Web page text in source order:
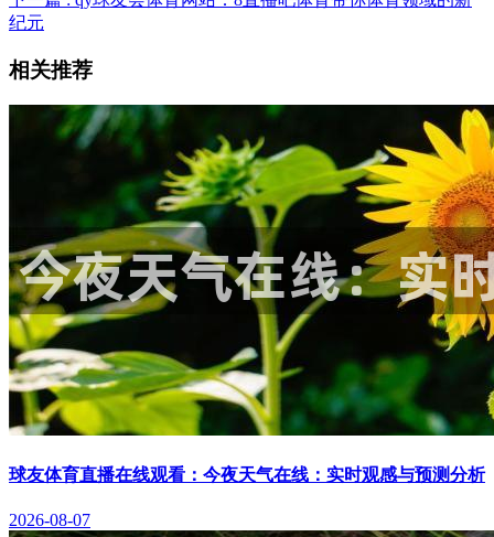
纪元
相关推荐
球友体育直播在线观看：今夜天气在线：实时观感与预测分析
2026-08-07